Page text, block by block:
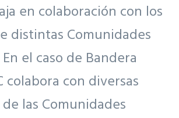
en colaboración con los
distintas Comunidades
el caso de Bandera
colabora con diversas
las Comunidades